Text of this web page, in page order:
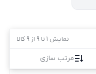
نمایش 1 تا 9 از 9 کالا
مرتب سازی